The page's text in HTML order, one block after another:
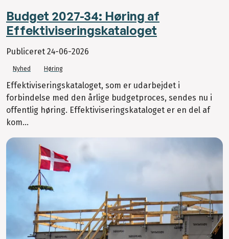
Budget 2027-34: Høring af
Effektiviseringskataloget
Publiceret 24-06-2026
Nyhed Høring
Effektiviseringskataloget, som er udarbejdet i
forbindelse med den årlige budgetproces, sendes nu i
offentlig høring. Effektiviseringskataloget er en del af
kom...